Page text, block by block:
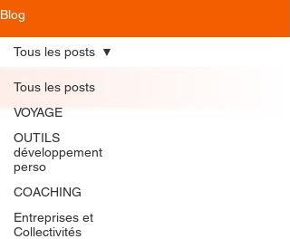
Blog
Tous les posts
VOYAGE
OUTILS
développement
perso
COACHING
Entreprises et
Collectivités
Tous les posts